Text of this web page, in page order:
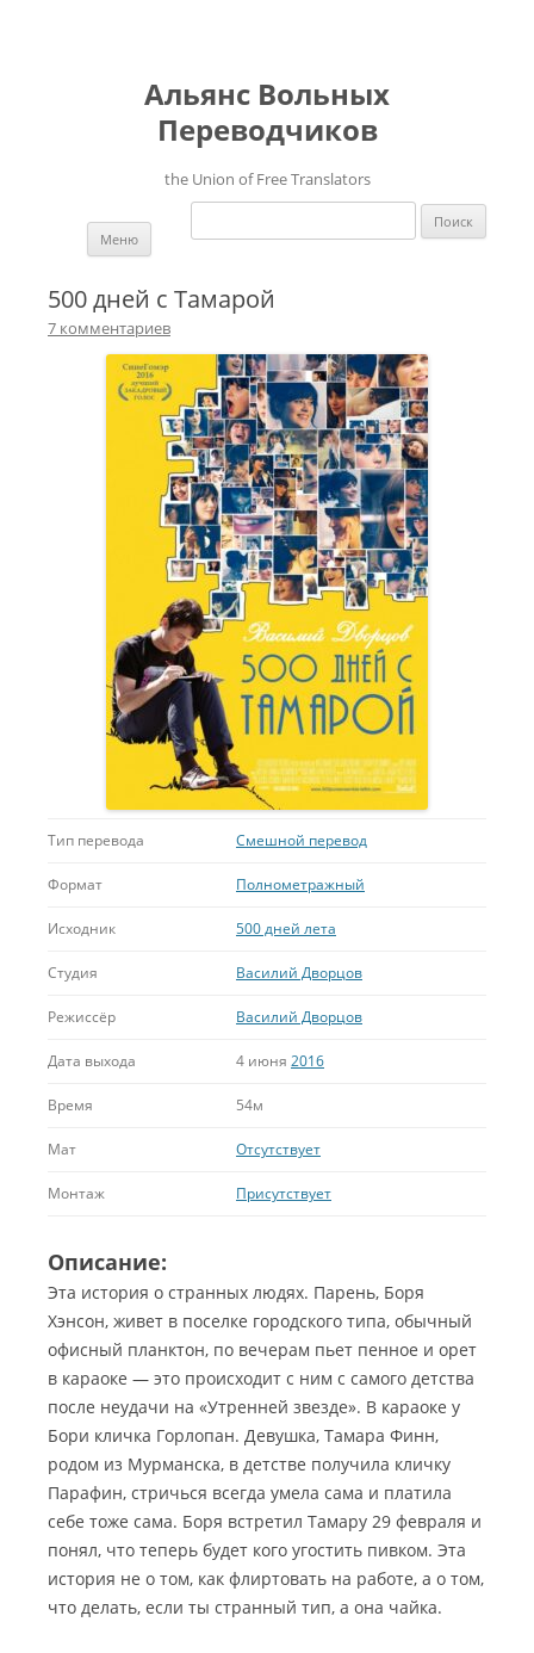
Альянс Вольных
Переводчиков
the Union of Free Translators
Найти:
Меню
500 дней с Тамарой
7 комментариев
Тип перевода Смешной перевод
Формат Полнометражный
Исходник 500 дней лета
Студия Василий Дворцов
Режиссёр Василий Дворцов
Дата выхода 4 июня 2016
Время 54м
Мат Отсутствует
Монтаж Присутствует
Описание:
Эта история о странных людях. Парень, Боря
Хэнсон, живет в поселке городского типа, обычный
офисный планктон, по вечерам пьет пенное и орет
в караоке — это происходит с ним с самого детства
после неудачи на «Утренней звезде». В караоке у
Бори кличка Горлопан. Девушка, Тамара Финн,
родом из Мурманска, в детстве получила кличку
Парафин, стричься всегда умела сама и платила
себе тоже сама. Боря встретил Тамару 29 февраля и
понял, что теперь будет кого угостить пивком. Эта
история не о том, как флиртовать на работе, а о том,
что делать, если ты странный тип, а она чайка.